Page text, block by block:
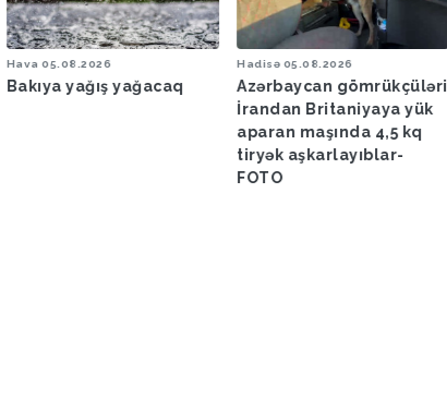
Hava 05.08.2026
Bakıya yağış yağacaq
Hadisə 05.08.2026
Azərbaycan gömrükçüləri
İrandan Britaniyaya yük
aparan maşında 4,5 kq
tiryək aşkarlayıblar-
FOTO